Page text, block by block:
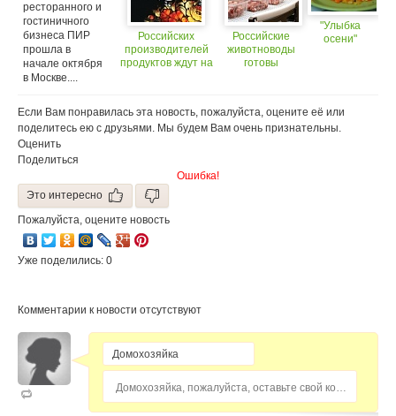
ресторанного и
гостиничного
бизнеса ПИР
прошла в
начале октября
в Москве....
Российских
производителей
продуктов ждут на
Российские
животноводы
готовы
"Улыбка
осени"
Если Вам понравилась эта новость, пожалуйста, оцените её или
поделитесь ею с друзьями. Мы будем Вам очень признательны.
Оценить
Поделиться
Ошибка!
Это интересно
Пожалуйста, оцените новость
Уже поделились: 0
Комментарии к новости отсутствуют
Домохозяйка, пожалуйста, оставьте свой комментарий...